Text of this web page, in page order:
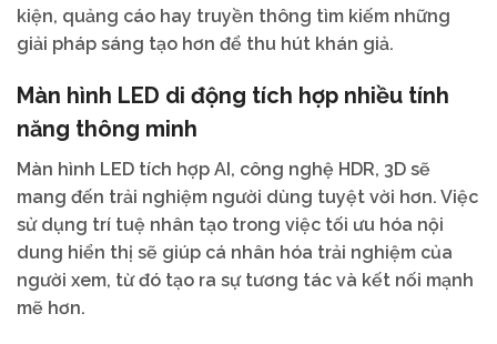
kiện, quảng cáo hay truyền thông tìm kiếm những
giải pháp sáng tạo hơn để thu hút khán giả.
Màn hình LED di động tích hợp nhiều tính
năng thông minh
Màn hình LED tích hợp AI, công nghệ HDR, 3D sẽ
mang đến trải nghiệm người dùng tuyệt vời hơn. Việc
sử dụng trí tuệ nhân tạo trong việc tối ưu hóa nội
dung hiển thị sẽ giúp cá nhân hóa trải nghiệm của
người xem, từ đó tạo ra sự tương tác và kết nối mạnh
mẽ hơn.